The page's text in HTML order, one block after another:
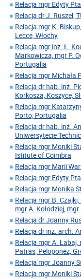
Relacja mgr Edyty
Relacja dr J. Ruszel,
Relacja mgr K.
Lecce, Włochy
Relacja mgr inż. Ł.
Markowicza, mgr P.
Portugalia
Relacja mgr Michała
Relacja dr hab. inż.
Korkosza, Koszyce,
Relacja mgr
Porto, Portugalia
Relacja dr hab. inż.
Uniwersytecie
Relacja mgr Moniki
Istitute of Coimbra
Relacja mgr Marii
Relacja mgr Edyty
Relacja mgr Monika
Relacja mgr B.
mgr A. Kołodziej,
Relacja dr Joanny
Relacja dr inż. arch.
Relacja mgr A. Łabaj,
Patras, Peloponez,
Relacja mgr Joanny
Relacja mgr Moniki